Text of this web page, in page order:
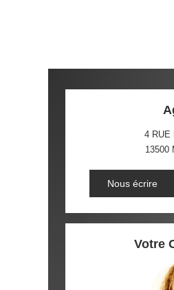
4 RUE
13500
Nous écrire
Votre